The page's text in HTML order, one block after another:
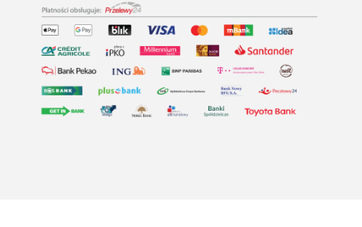
c
e
w
a
e
i
s
:
3